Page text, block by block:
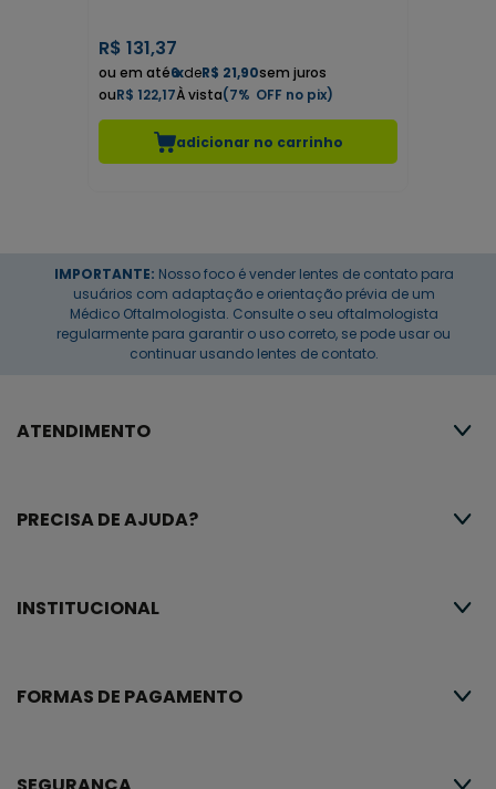
R$ 131,37
6xdeR$ 21,90sem juros
R$ 122,17
7%
adicionar no carrinho
IMPORTANTE: Nosso foco é vender lentes de contato para
usuários com adaptação e orientação prévia de um
Médico Oftalmologista. Consulte o seu oftalmologista
regularmente para garantir o uso correto, se pode usar ou
continuar usando lentes de contato.
ATENDIMENTO
PRECISA DE AJUDA?
INSTITUCIONAL
FORMAS DE PAGAMENTO